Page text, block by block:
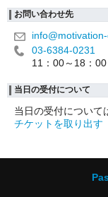
お問い合わせ先
03-6384-0231
11：00～18：00
当日の受付について
当日の受付について
チケットを取り出す